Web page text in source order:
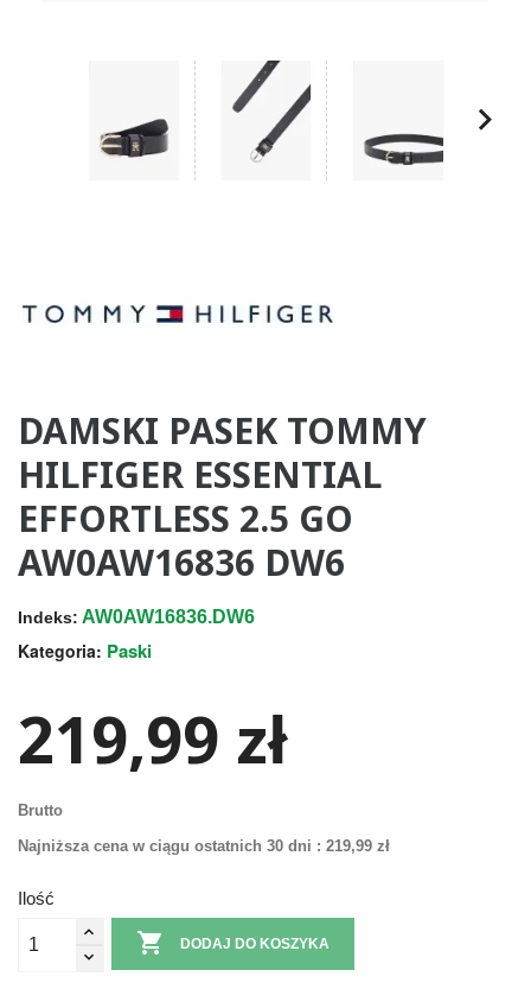
DAMSKI PASEK TOMMY
HILFIGER ESSENTIAL
EFFORTLESS 2.5 GO
AW0AW16836 DW6
Indeks: AW0AW16836.DW6
Kategoria: Paski
219,99 zł
Brutto
Najniższa cena w ciągu ostatnich 30 dni : 219,99 zł
Ilość
 DODAJ DO KOSZYKA